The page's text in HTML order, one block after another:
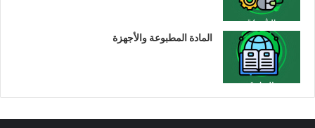
المادة المطبوعة والأجهزة